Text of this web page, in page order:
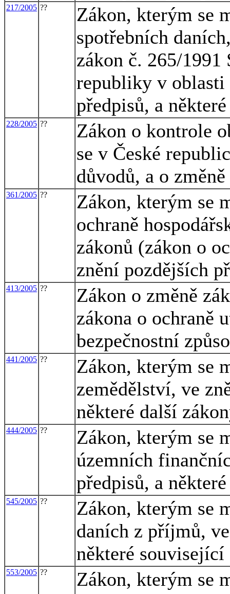
217/2005 ??
Zákon, kterým se
spotřebních
zákon č. 265/1991
republiky v oblasti
předpisů, a
228/2005 ??
Zákon o kontrole
se v České
důvodů, a o
361/2005 ??
Zákon, kterým se
ochraně
zákonů (zákon o
znění pozdějších
413/2005 ??
Zákon o změně
zákona o ochraně
bezpečnostní
441/2005 ??
Zákon, kterým se
zemědělství, ve
některé další
444/2005 ??
Zákon, kterým se
územních
předpisů, a
545/2005 ??
Zákon, kterým se
daních z příjmů,
některé související
553/2005 ??
Zákon, kterým se